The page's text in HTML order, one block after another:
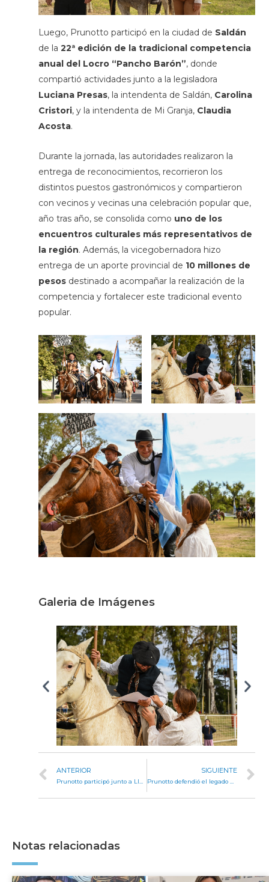
Luego, Prunotto participó en la ciudad de Saldán
de la 22ª edición de la tradicional competencia
anual del Locro “Pancho Barón”, donde
compartió actividades junto a la legisladora
Luciana Presas, la intendenta de Saldán, Carolina
Cristori, y la intendenta de Mi Granja, Claudia
Acosta.
Durante la jornada, las autoridades realizaron la
entrega de reconocimientos, recorrieron los
distintos puestos gastronómicos y compartieron
con vecinos y vecinas una celebración popular que,
año tras año, se consolida como uno de los
encuentros culturales más representativos de
la región. Además, la vicegobernadora hizo
entrega de un aporte provincial de 10 millones de
pesosdestinado a acompañar la realización de la
competencia y fortalecer este tradicional evento
popular.
Galeria de Imágenes
ANTERIOR
Prunotto participó junto a Llaryora en el Fogón Patrio de Villa Nueva
SIGUIENTE
Prunotto defendió el legado de Páez Molina y llamó a priorizar a los cordobeses por encima de las diferencias políticas
Notas relacionadas